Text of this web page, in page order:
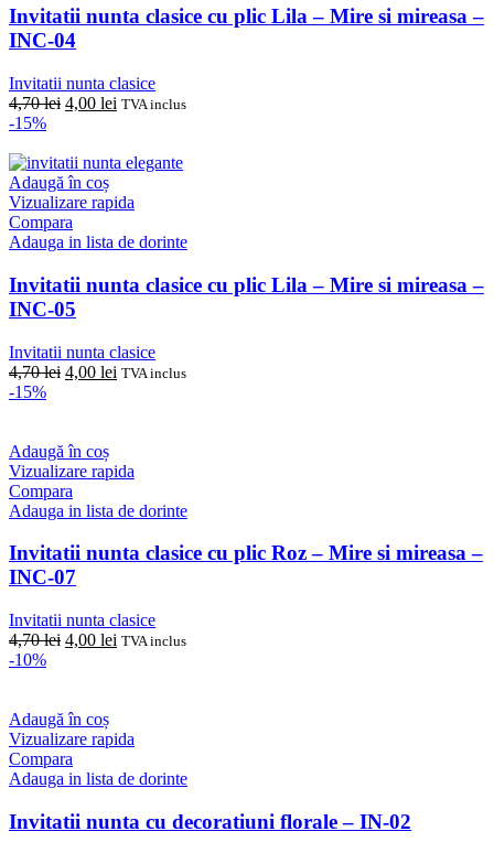
Invitatii nunta clasice cu plic Lila – Mire si mireasa –
INC-04
Invitatii nunta clasice
4,70lei Prețul
fost:
4,70 lei.
4,00 lei Prețul
4,00 lei.
TVA inclus
-15%
Adaugă în coș
Vizualizare rapida
Compara
Adauga in lista de dorinte
Invitatii nunta clasice cu plic Lila – Mire si mireasa –
INC-05
Invitatii nunta clasice
4,70lei Prețul
4,70 lei.
4,00 lei Prețul
TVA inclus
-15%
Adaugă în coș
Vizualizare rapida
Compara
Adauga in lista de dorinte
Invitatii nunta clasice cu plic Roz – Mire si mireasa –
INC-07
Invitatii nunta clasice
4,70lei Prețul
4,70 lei.
4,00 lei Prețul
TVA inclus
-10%
Adaugă în coș
Vizualizare rapida
Compara
Adauga in lista de dorinte
Invitatii nunta cu decoratiuni florale – IN-02